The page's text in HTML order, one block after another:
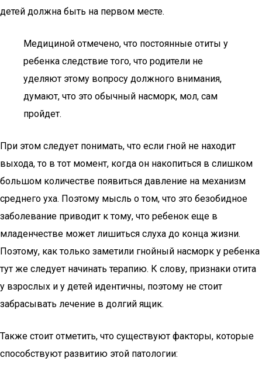
детей должна быть на первом месте.
Медициной отмечено, что постоянные отиты у
ребенка следствие того, что родители не
уделяют этому вопросу должного внимания,
думают, что это обычный насморк, мол, сам
пройдет.
При этом следует понимать, что если гной не находит
выхода, то в тот момент, когда он накопиться в слишком
большом количестве появиться давление на механизм
среднего уха. Поэтому мысль о том, что это безобидное
заболевание приводит к тому, что ребенок еще в
младенчестве может лишиться слуха до конца жизни.
Поэтому, как только заметили гнойный насморк у ребенка
тут же следует начинать терапию. К слову, признаки отита
у взрослых и у детей идентичны, поэтому не стоит
забрасывать лечение в долгий ящик.
Также стоит отметить, что существуют факторы, которые
способствуют развитию этой патологии: